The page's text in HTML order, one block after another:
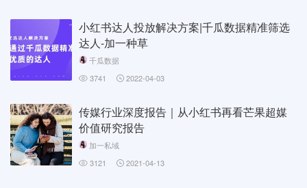
小红书达人投放解决方案|千瓜数据精准筛选
达人-加一种草
千瓜数据
3741
2022-04-03
传媒行业深度报告｜从小红书再看芒果超媒
价值研究报告
加一私域
3121
2021-04-13